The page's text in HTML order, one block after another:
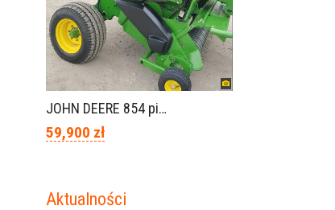
JOHN DEERE 854 piękny stan
59,900 zł
Aktualności